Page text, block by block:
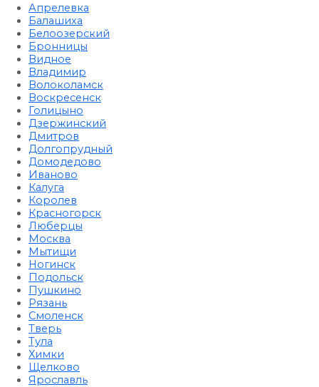
Апрелевка
Балашиха
Белоозерский
Бронницы
Видное
Владимир
Волоколамск
Воскресенск
Голицыно
Дзержинский
Дмитров
Долгопрудный
Домодедово
Иваново
Калуга
Королев
Красногорск
Люберцы
Москва
Мытищи
Ногинск
Подольск
Пушкино
Рязань
Смоленск
Тверь
Тула
Химки
Щелково
Ярославль